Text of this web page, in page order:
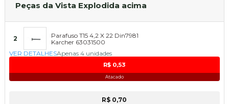
Peças da Vista Explodida acima
2
Parafuso T15 4,2 X 22 Din7981
Karcher 63031500
VER DETALHESApenas 4 unidades
R$ 0,53
Atacado
R$ 0,70